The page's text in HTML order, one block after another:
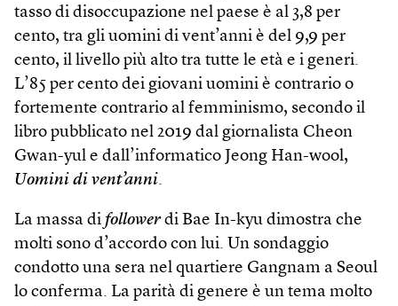
tasso di disoccupazione nel paese è al 3,8 per
cento, tra gli uomini di vent’anni è del 9,9 per
cento, il livello più alto tra tutte le età e i generi.
L’85 per cento dei giovani uomini è contrario o
fortemente contrario al femminismo, secondo il
libro pubblicato nel 2019 dal giornalista Cheon
Gwan-yul e dall’informatico Jeong Han-wool,
Uomini di vent’anni.
La massa di followerdi Bae In-kyu dimostra che
molti sono d’accordo con lui. Un sondaggio
condotto una sera nel quartiere Gangnam a Seoul
lo conferma. La parità di genere è un tema molto